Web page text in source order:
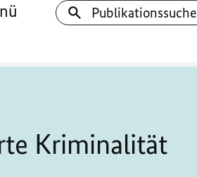
Publikationssuche
Kriminalität